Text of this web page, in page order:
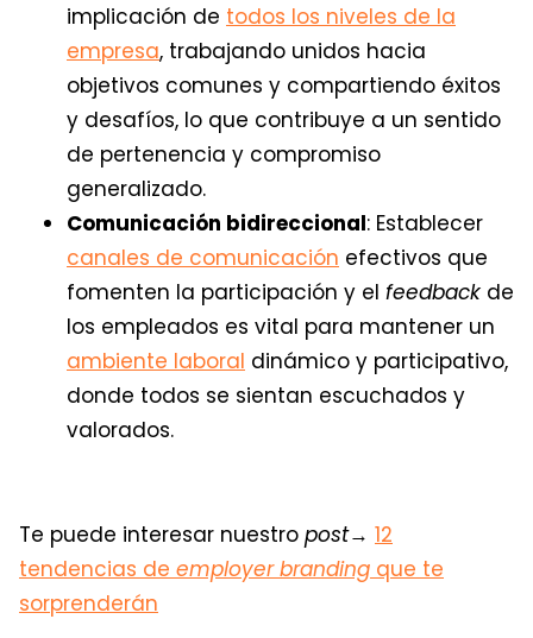
implicación de todos los niveles de la
empresa, trabajando unidos hacia
objetivos comunes y compartiendo éxitos
y desafíos, lo que contribuye a un sentido
de pertenencia y compromiso
generalizado.
Comunicación bidireccional: Establecer
canales de comunicación efectivos que
fomenten la participación y el feedback de
los empleados es vital para mantener un
ambiente laboral dinámico y participativo,
donde todos se sientan escuchados y
valorados.
Te puede interesar nuestro post→ 12
tendencias de employer branding que te
sorprenderán